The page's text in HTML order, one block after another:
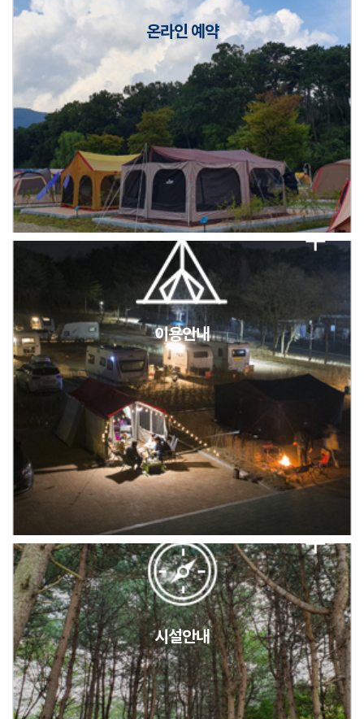
2026년 5월 캠핑장 안점 점검의 날 변경 안내
캠핑장(9월1일~6일) 미운영 공지
2026년 5월 캠핑장 안점 점검의 날 변경 안내
캠핑장(9월1일~6일) 미운영 공지
2026년 5월 캠핑장 안점 점검의 날 변경 안내
캠핑장(9월1일~6일) 미운영 공지
[6/1]전산시스템 점검 및 안정화에 따른 서비스 이용 제한 안내
온라인 예약
이용안내
시설안내